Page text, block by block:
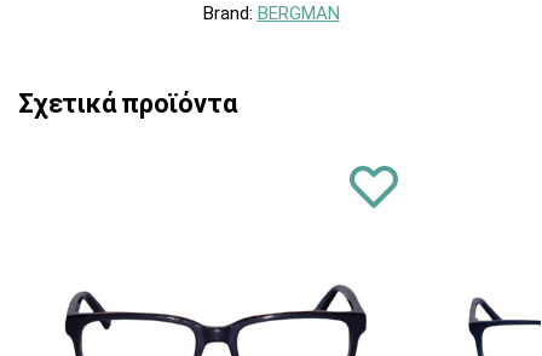
Brand: BERGMAN
Σχετικά προϊόντα